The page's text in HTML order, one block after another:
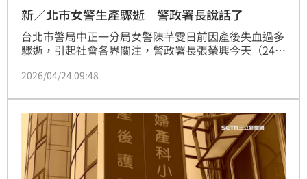
新／北市女警生產驟逝 警政署長說話了
台北市警局中正一分局女警陳芊雯日前因產後失血過多
驟逝，引起社會各界關注，警政署長張榮興今天（24
拈香致意，接受媒體訪問時表示，目前有積極跟家屬聯
於家屬提出過失致死告訴及撫卹部分會積極協助家屬，
另從優撫恤。
2026/04/24 09:48